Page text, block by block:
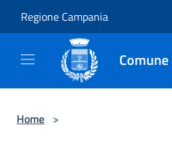
Regione Campania
Home >